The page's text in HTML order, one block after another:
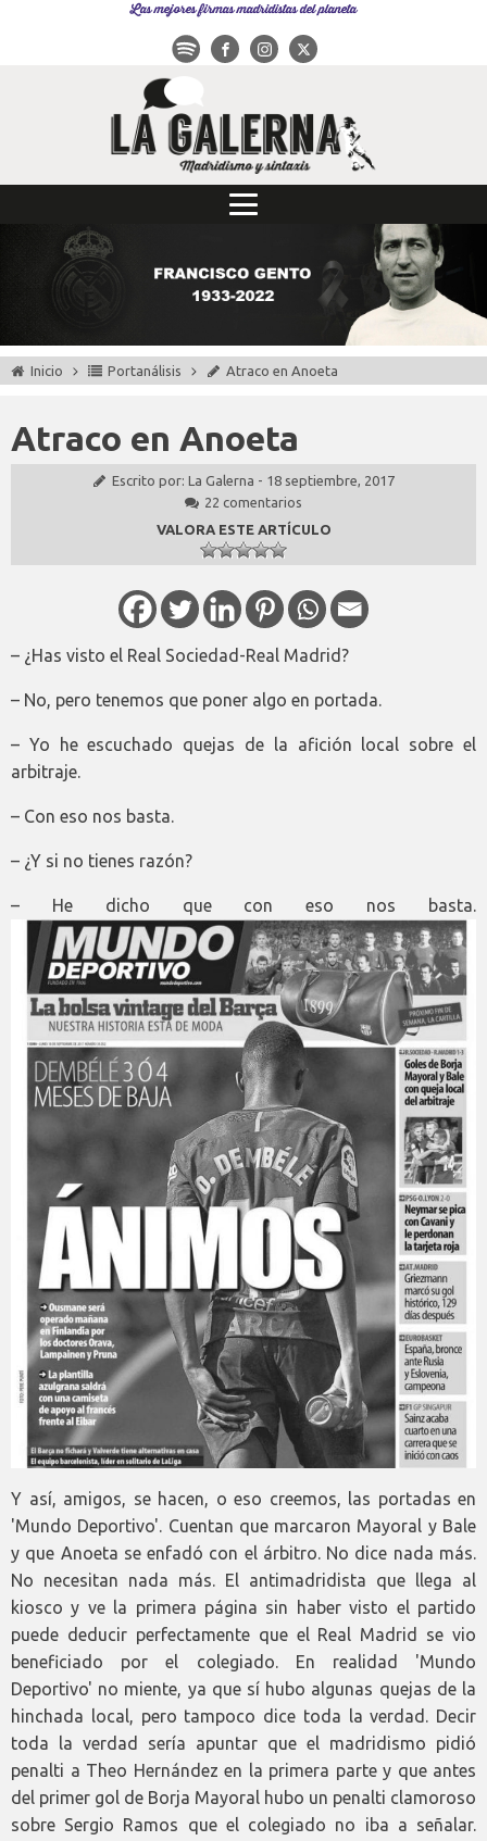
Las mejores firmas madridistas del planeta
Inicio Portanálisis Atraco en Anoeta
Atraco en Anoeta
Escrito por: La Galerna - 18 septiembre, 2017
22 comentarios
VALORA ESTE ARTÍCULO
– ¿Has visto el Real Sociedad-Real Madrid?
– No, pero tenemos que poner algo en portada.
– Yo he escuchado quejas de la afición local sobre el
arbitraje.
– Con eso nos basta.
– ¿Y si no tienes razón?
– He dicho que con eso nos basta.
Y así, amigos, se hacen, o eso creemos, las portadas en
'Mundo Deportivo'. Cuentan que marcaron Mayoral y Bale
y que Anoeta se enfadó con el árbitro. No dice nada más.
No necesitan nada más. El antimadridista que llega al
kiosco y ve la primera página sin haber visto el partido
puede deducir perfectamente que el Real Madrid se vio
beneficiado por el colegiado. En realidad 'Mundo
Deportivo' no miente, ya que sí hubo algunas quejas de la
hinchada local, pero tampoco dice toda la verdad. Decir
toda la verdad sería apuntar que el madridismo pidió
penalti a Theo Hernández en la primera parte y que antes
del primer gol de Borja Mayoral hubo un penalti clamoroso
sobre Sergio Ramos que el colegiado no iba a señalar.